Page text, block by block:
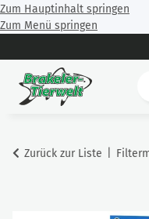
Zum Hauptinhalt springen
Zum Menü springen
Zurück zur Liste